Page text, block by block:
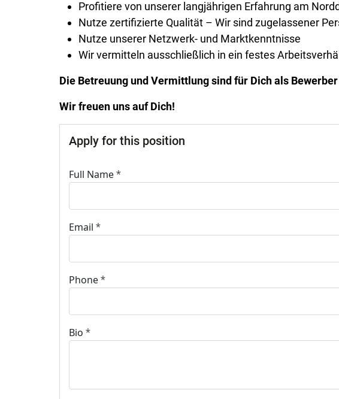
Profitiere von unserer langjährigen Erfahrung am
Nutze zertifizierte Qualität – Wir sind zugelassener
Nutze unserer Netzwerk- und Marktkenntnisse
Wir vermitteln ausschließlich in ein festes
Die Betreuung und Vermittlung sind für Dich als
Wir freuen uns auf Dich!
Apply for this position
Full Name*
Email *
Phone*
Bio *